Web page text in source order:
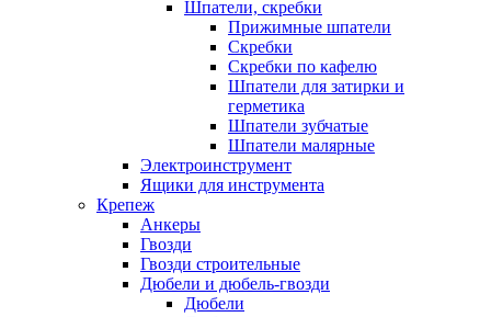
Шпатели, скребки
Прижимные шпатели
Скребки
Скребки по кафелю
Шпатели для затирки и
герметика
Шпатели зубчатые
Шпатели малярные
Электроинструмент
Ящики для инструмента
Крепеж
Анкеры
Гвозди
Гвозди строительные
Дюбели и дюбель-гвозди
Дюбели